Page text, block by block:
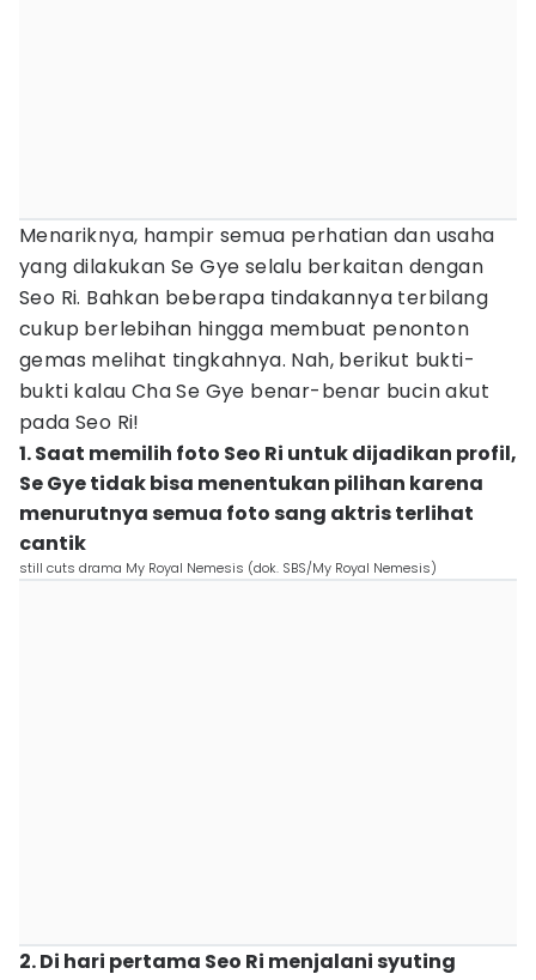
Menariknya, hampir semua perhatian dan usaha
yang dilakukan Se Gye selalu berkaitan dengan
Seo Ri. Bahkan beberapa tindakannya terbilang
cukup berlebihan hingga membuat penonton
gemas melihat tingkahnya. Nah, berikut bukti-
bukti kalau Cha Se Gye benar-benar bucin akut
pada Seo Ri!
1. Saat memilih foto Seo Ri untuk dijadikan profil,
Se Gye tidak bisa menentukan pilihan karena
menurutnya semua foto sang aktris terlihat
cantik
still cuts drama My Royal Nemesis (dok. SBS/My Royal Nemesis)
2. Di hari pertama Seo Ri menjalani syuting